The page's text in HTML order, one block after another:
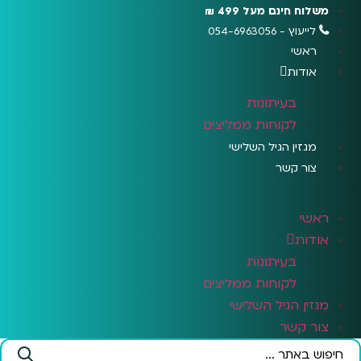
לתוכן
משלוח חינם מעל 499 ₪
לייעוץ - 054-6963056
ראשי
אודות
בעיתונות
לקוחות ממליצים
מגזין הגיל השלישי
צור קשר
ראשי
אודות
בעיתונות
לקוחות ממליצים
מגזין הגיל השלישי
צור קשר
Search